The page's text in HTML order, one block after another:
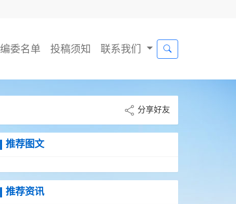
编委名单 投稿须知 联系我们
分享好友
推荐图文
推荐资讯